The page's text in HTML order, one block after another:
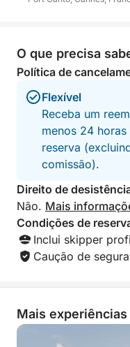
O que precisa
Política de
Flexível
Receba um
menos 24
reserva
comissão).
Direito de
Não. Mais
Condições de
Inclui skipper
Caução de
Mais